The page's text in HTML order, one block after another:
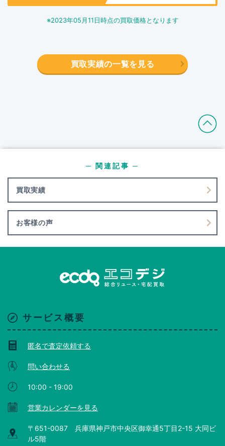
※2023年05月11日時点の買取価格となります
買取実績の一覧を見る
買取実績
─ 関連記事 ─
お客様の声
サービス概要
匿名で査定依頼する
問い合わせる
10:00 - 19:00
営業カレンダーを見る
〒651-0087 兵庫県神戸市中央区御幸通5丁目2-15 大同ビ
ル5階